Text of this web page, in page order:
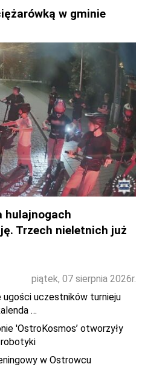
w gminie
hulajnogach
Trzech nieletnich już
piątek, 07 sierpnia 2026r.
ugości uczestników turnieju
…
'OstroKosmos’ otworzyły
w Ostrowcu